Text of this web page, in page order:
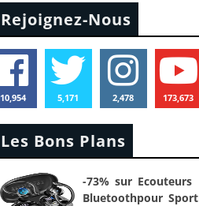
Rejoignez-Nous
10,954 5,171 2,478 173,673
Les Bons Plans
-73% sur Ecouteurs
Bluetoothpour Sport